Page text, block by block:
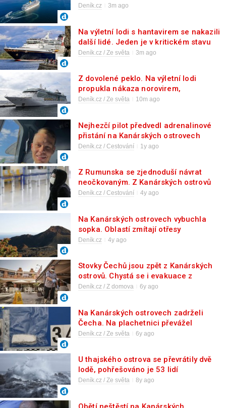
Hondius
Deník.cz 3m ago
Na výletní lodi s hantavirem se nakazili
další lidé. Jeden je v kritickém stavu
Deník.cz / Ze světa 3m ago
Z dovolené peklo. Na výletní lodi
propukla nákaza norovirem,
onemocnělo 98 lidí
Deník.cz / Ze světa 10m ago
Nejhezčí pilot předvedl adrenalinové
přistání na Kanárských ostrovech
Deník.cz / Cestování 1y ago
Z Rumunska se zjednoduší návrat
neočkovaným. Z Kanárských ostrovů
bude těžší
Deník.cz / Cestování 4y ago
Na Kanárských ostrovech vybuchla
sopka. Oblastí zmítají otřesy
Deník.cz 4y ago
Stovky Čechů jsou zpět z Kanárských
ostrovů. Chystá se i evakuace z
Filipín
Deník.cz / Z domova 6y ago
Na Kanárských ostrovech zadrželi
Čecha. Na plachetnici převážel
drogy
Deník.cz / Ze světa 6y ago
U thajského ostrova se převrátily dvě
lodě, pohřešováno je 53 lidí
Deník.cz / Ze světa 8y ago